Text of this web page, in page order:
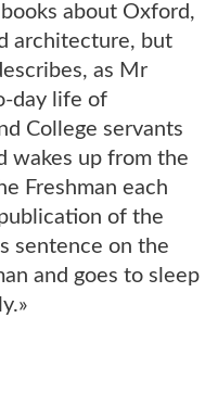
about Oxford,
architecture, but
as Mr
day life of
College servants
wakes up from the
Freshman each
of the
sentence on the
and goes to sleep